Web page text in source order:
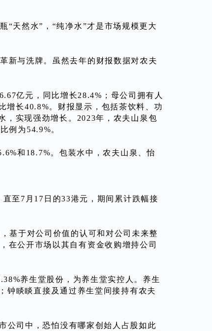
“天然水”，“纯净水”才是市场规模更大
新与洗牌。虽然去年的财报数据对农夫
亿元，同比增长28.4%；母公司拥有人
增长40.8%。财报显示，包括茶饮料、功
，实现强劲增长。2023年，农夫山泉包
例为54.9%。
和18.7%。包装水中，农夫山泉、怡
至7月17日的33港元，期间累计跌幅接
基于对公司价值的认可和对公司未来整
在公开市场以其自有资金收购增持公司
养生堂股份，为养生堂实控人。养生
钟睒睒直接及通过养生堂间接持有农夫
公司中，恐怕没有哪家创始人占股如此